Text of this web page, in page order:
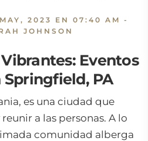
2023 EN 07:40 AM
-
JOHNSON
Eventos
Springfield, PA
es una ciudad que
a las personas. A lo
comunidad alberga